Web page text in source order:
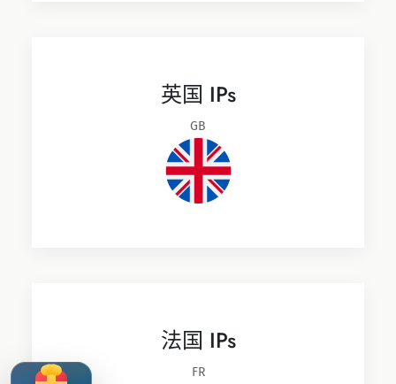
英国 IPs
GB
法国 IPs
FR